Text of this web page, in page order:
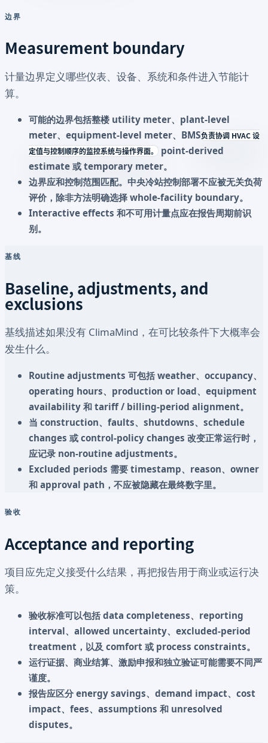
边界
Measurement boundary
计量边界定义哪些仪表、设备、系统和条件进入节能计
算。
可能的边界包括整楼 utility meter、plant-level
meter、equipment-level meter、 BMS负责协调 HVAC 设
定值与控制顺序的监控系统与操作界面。 point-derived
estimate 或 temporary meter。
边界应和控制范围匹配。中央冷站控制部署不应被无关负荷
评价，除非方法明确选择 whole-facility boundary。
Interactive effects 和不可用计量点应在报告周期前识
别。
基线
Baseline, adjustments, and
exclusions
基线描述如果没有 ClimaMind，在可比较条件下大概率会
发生什么。
Routine adjustments 可包括 weather、occupancy、
operating hours、production or load、equipment
availability 和 tariff / billing-period alignment。
当 construction、faults、shutdowns、schedule
changes 或 control-policy changes 改变正常运行时，
应记录 non-routine adjustments。
Excluded periods 需要 timestamp、reason、owner
和 approval path，不应被隐藏在最终数字里。
验收
Acceptance and reporting
项目应先定义接受什么结果，再把报告用于商业或运行决
策。
验收标准可以包括 data completeness、reporting
interval、allowed uncertainty、excluded-period
treatment，以及 comfort 或 process constraints。
运行证据、商业结算、激励申报和独立验证可能需要不同严
谨度。
报告应区分 energy savings、demand impact、cost
impact、fees、assumptions 和 unresolved
disputes。